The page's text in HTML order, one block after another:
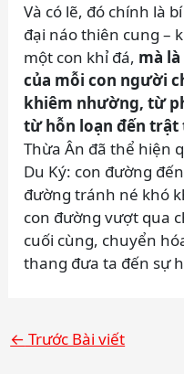
Và có lẽ, đó chính là
đại náo thiên cung –
một con khỉ đá, mà
của mỗi con người
khiêm nhường, từ
từ hỗn loạn đến trật
Thừa Ân đã thể hiện
Du Ký: con đường
đường tránh né khó
con đường vượt qua
cuối cùng, chuyển
thang đưa ta đến sự
← Trước Bài viết